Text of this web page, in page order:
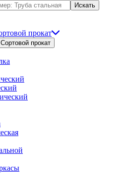
Искать
прокат
прокат